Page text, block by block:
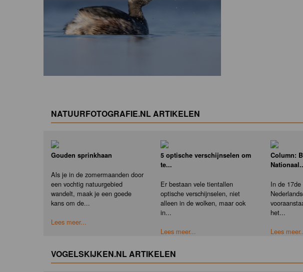
NATUURFOTOGRAFIE.NL ARTIKELEN
Gouden sprinkhaan
Als je in de zomermaanden door
een vochtig natuurgebied
wandelt, maak je een goede
kans om de...
Lees meer...
5 optische verschijnselen om
te...
Er bestaan vele tientallen
optische verschijnselen, niet
alleen in de wolken, maar ook
in...
Lees meer...
Column:
In de
het...
Lees
VOGELSKIJKEN.NL ARTIKELEN